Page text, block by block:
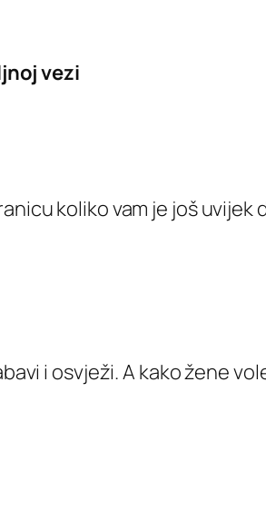
vezi
koliko vam je još uvijek
i osvježi. A kako žene